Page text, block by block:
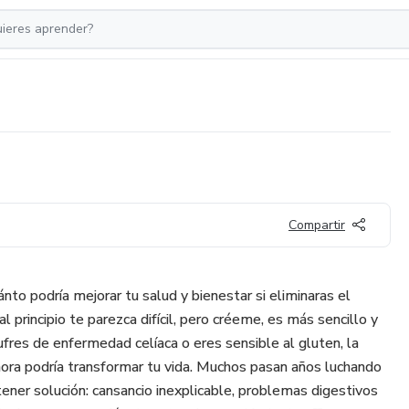
Compartir
podría mejorar tu salud y bienestar si eliminaras el
principio te parezca difícil, pero créeme, es más sencillo y
de enfermedad celíaca o eres sensible al gluten, la
podría transformar tu vida. Muchos pasan años luchando
solución: cansancio inexplicable, problemas digestivos